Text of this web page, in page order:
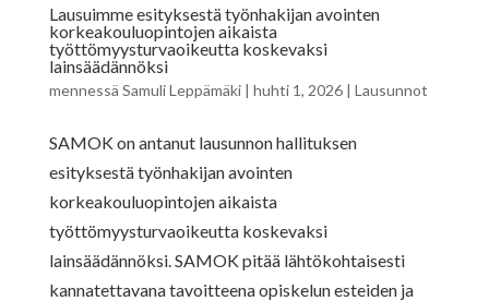
Lausuimme esityksestä työnhakijan avointen
korkeakouluopintojen aikaista
työttömyysturvaoikeutta koskevaksi
lainsäädännöksi
mennessä Samuli Leppämäki| huhti 1, 2026| Lausunnot
SAMOK on antanut lausunnon hallituksen
esityksestä työnhakijan avointen
korkeakouluopintojen aikaista
työttömyysturvaoikeutta koskevaksi
lainsäädännöksi. SAMOK pitää lähtökohtaisesti
kannatettavana tavoitteena opiskelun esteiden ja